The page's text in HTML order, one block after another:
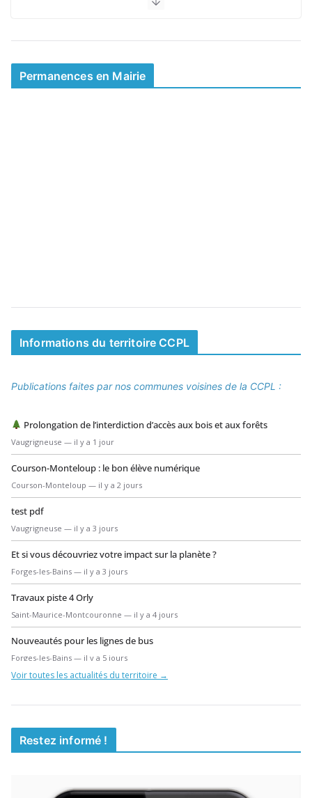
0 min read
0 min read
Permanences en Mairie
Informations du territoire CCPL
Publications faites par nos communes voisines de la CCPL :
Prolongation de l’interdiction d’accès aux bois et aux forêts
Vaugrigneuse — il y a 1 jour
Courson-Monteloup : le bon élève numérique
Courson-Monteloup — il y a 2 jours
test pdf
Vaugrigneuse — il y a 3 jours
Et si vous découvriez votre impact sur la planète ?
Forges-les-Bains — il y a 3 jours
Travaux piste 4 Orly
Saint-Maurice-Montcouronne — il y a 4 jours
Nouveautés pour les lignes de bus
Forges-les-Bains — il y a 5 jours
Formation BAFA 2026-2027
Travaux ENEDIS – Rue Saint-Jean
Forges-les-Bains — il y a 7 jours
Vaugrigneuse — il y a 8 jours
Voir toutes les actualités du territoire →
Restez informé !